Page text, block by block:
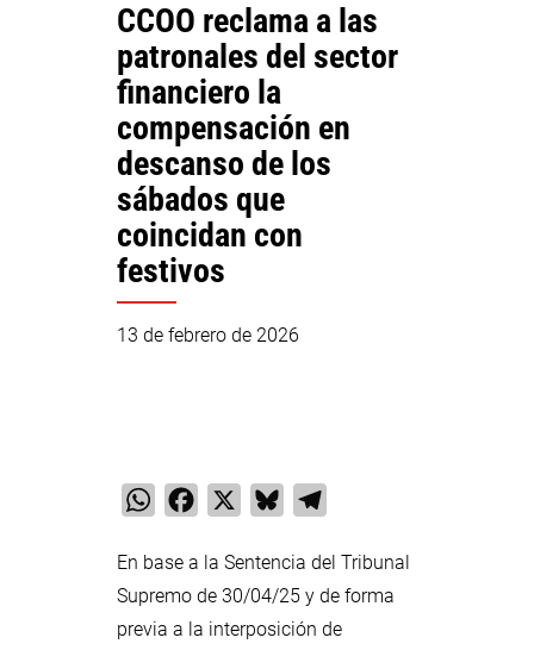
CCOO reclama a las
patronales del sector
financiero la
compensación en
descanso de los
sábados que
coincidan con
festivos
13 de febrero de 2026
WhatsAppFacebook Bluesky
En base a la Sentencia del Tribunal
Supremo de 30/04/25 y de forma
previa a la interposición de